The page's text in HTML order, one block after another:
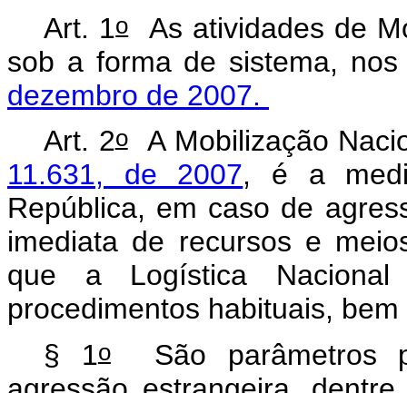
Art. 1oAs atividades de
sob a forma de sistema,
dezembro de 2007.
Art. 2oA Mobilização
11.631, de 2007, é a
República, em caso de
imediata de recursos e
que a Logística
procedimentos habituais,
§ 1oSão parâmetros